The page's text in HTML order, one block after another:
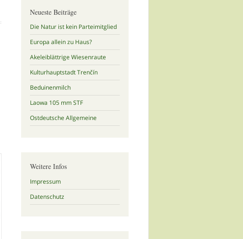
Neueste Beiträge
Die Natur ist kein Parteimitglied
Europa allein zu Haus?
Akeleiblättrige Wiesenraute
Kulturhauptstadt Trenčín
Beduinenmilch
Laowa 105 mm STF
Ostdeutsche Allgemeine
Weitere Infos
Impressum
Datenschutz